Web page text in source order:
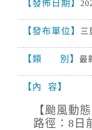
2026-08-03,
施工停水
停水
為辦理三重區
施工停水
發佈日期
發布單位 三
類 別 最
內 容
【颱風動態
路徑：8日